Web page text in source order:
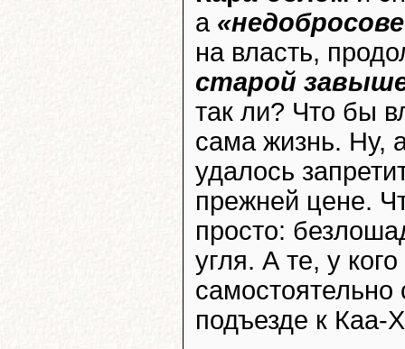
а
на власть,
старой
так ли? Что бы
сама жизнь. Ну,
удалось
прежней цене.
просто:
угля. А те, у
самостоятельно
подъезде к Каа-